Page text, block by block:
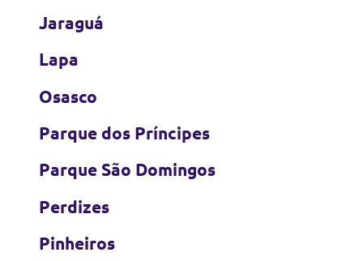
Jaraguá
Lapa
Osasco
Parque dos Príncipes
Parque São Domingos
Perdizes
Pinheiros